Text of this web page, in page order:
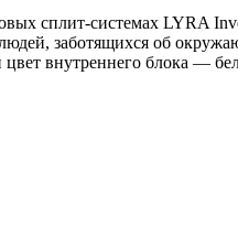
сплит-системах LYRA
заботящихся об
внутреннего блока —